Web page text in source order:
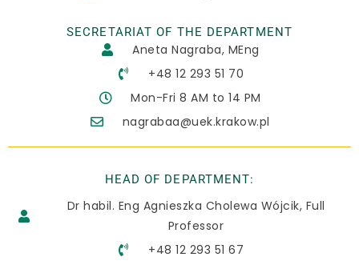
SECRETARIAT OF THE DEPARTMENT
Aneta Nagraba, MEng
+48 12 293 51 70
Mon-Fri 8 AM to 14 PM
nagrabaa@uek.krakow.pl
HEAD OF DEPARTMENT:
Dr habil. Eng Agnieszka Cholewa Wójcik, Full
Professor
+48 12 293 51 67